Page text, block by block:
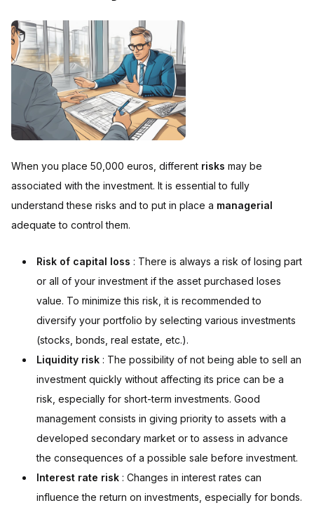
When you place 50,000 euros, different risks may be
associated with the investment. It is essential to fully
understand these risks and to put in place a managerial
adequate to control them.
Risk of capital loss : There is always a risk of losing part
or all of your investment if the asset purchased loses
value. To minimize this risk, it is recommended to
diversify your portfolio by selecting various investments
(stocks, bonds, real estate, etc.).
Liquidity risk : The possibility of not being able to sell an
investment quickly without affecting its price can be a
risk, especially for short-term investments. Good
management consists in giving priority to assets with a
developed secondary market or to assess in advance
the consequences of a possible sale before investment.
Interest rate risk : Changes in interest rates can
influence the return on investments, especially for bonds.